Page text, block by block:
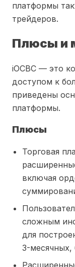
платформы
трейдеров.
Плюсы и
iOCBC — это
доступом к
приведены
платформы.
Плюсы
Торговая
включая
сложным
для
3-месячных,